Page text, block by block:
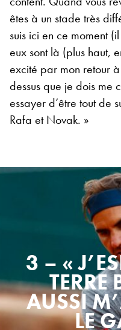
êtes à un stade très
suis ici en ce moment
eux sont là (plus haut,
excité par mon retour
dessus que je dois me
essayer d’être tout de
Rafa et Novak. »
3 – «
TERRE
AUSSI
LE